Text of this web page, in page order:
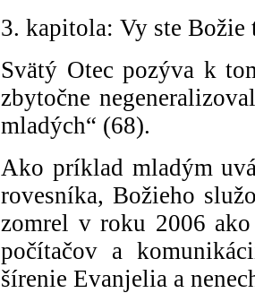
3. kapitola: Vy ste Božie
Svätý Otec pozýva k
zbytočne
mladých“ (68).
Ako príklad mladým
rovesníka, Božieho
zomrel v roku 2006
počítačov a
šírenie Evanjelia a